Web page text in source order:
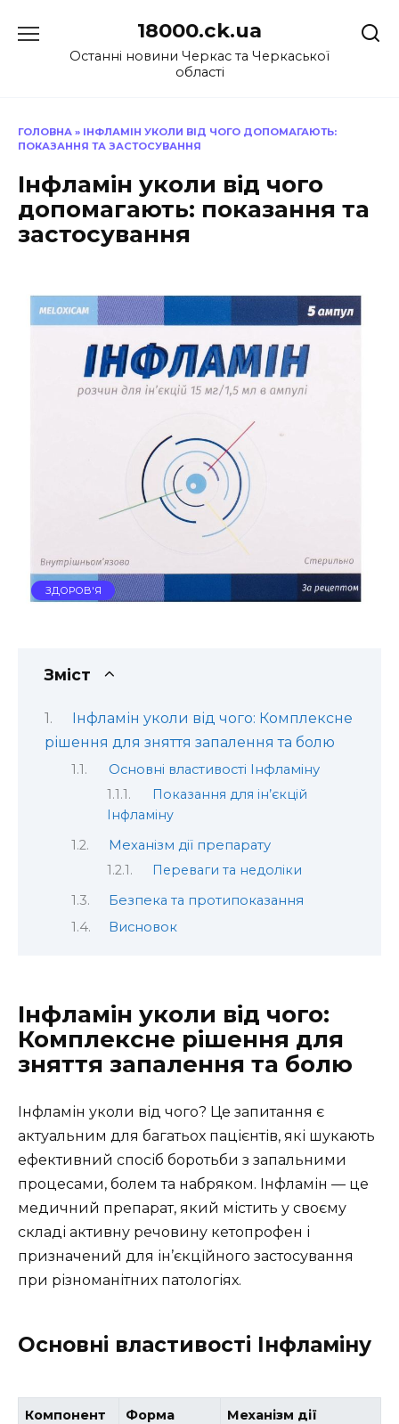
до
18000.ck.ua
Останні новини Черкас та Черкаської
області
ГОЛОВНА » ІНФЛАМІН УКОЛИ ВІД ЧОГО ДОПОМАГАЮТЬ:
ПОКАЗАННЯ ТА ЗАСТОСУВАННЯ
Інфламін уколи від чого
допомагають: показання та
застосування
ЗДОРОВ'Я
Зміст
Інфламін уколи від чого: Комплексне
рішення для зняття запалення та болю
Основні властивості Інфламіну
Показання для ін’єкцій
Інфламіну
Механізм дії препарату
Переваги та недоліки
Безпека та протипоказання
Висновок
Інфламін уколи від чого:
Комплексне рішення для
зняття запалення та болю
Інфламін уколи від чого? Це запитання є
актуальним для багатьох пацієнтів, які шукають
ефективний спосіб боротьби з запальними
процесами, болем та набряком. Інфламін — це
медичний препарат, який містить у своєму
складі активну речовину кетопрофен і
призначений для ін’єкційного застосування
при різноманітних патологіях.
Основні властивості Інфламіну
Компонент Форма Механізм дії